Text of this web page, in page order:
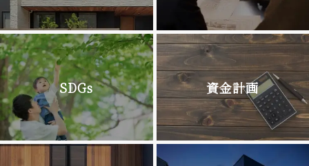
SDGs 資金計画